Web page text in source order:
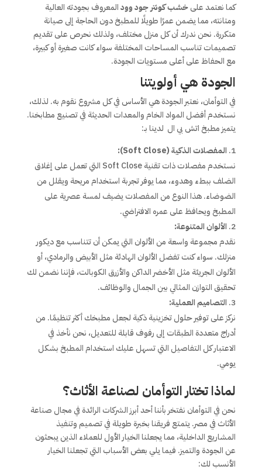
كما نعتمد علىخشب كونتر جود وودالمعروف بجودته العالية
ومتانته، مما يضمن عمرًا طويلًا للمطبخ دون الحاجة إلى صيانة
متكررة. نحن ندرك أن كل منزل مختلف، ولذلك نحرص على تقديم
تصميمات تناسب المساحات المختلفة سواء كانت صغيرة أو كبيرة،
مع الحفاظ على أعلى مستويات الجودة.
الجودة هي أولويتنا
في التوأمان، نعتبر الجودة هي الأساس في كل مشروع نقوم به. لذلك،
نستخدم أفضل المواد الخام والمعدات الحديثة في تصنيع مطابخنا.
يتميز مطبخ اتش بي ال لدينا بـ:
المفصلات الذكية (Soft Close):
نستخدم مفصلات ذات تقنية Soft Close التي تعمل على إغلاق
الضلف ببطء وهدوء، مما يوفر تجربة استخدام مريحة ويقلل من
الضوضاء. هذا النوع من المفصلات يضيف لمسة عصرية على
المطبخ ويحافظ على عمره الافتراضي.
الألوان المتنوعة:
نقدم مجموعة واسعة من الألوان التي يمكن أن تتناسب مع ديكور
منزلك. سواء كنت تفضل الألوان الهادئة مثل الأبيض والرمادي، أو
الألوان الجريئة مثل الأخضر الداكن والأزرق الكوبالت، فإننا نضمن لك
تحقيق التوازن المثالي بين الجمال والوظائف.
التصاميم العملية:
نركز على توفير حلول تخزينية ذكية لجعل مطبخك أكثر تنظيمًا. من
أدراج متعددة الطبقات إلى رفوف قابلة للتعديل، نحن نأخذ في
الاعتبار كل التفاصيل التي تسهل عليك استخدام المطبخ بشكل
يومي.
لماذا تختار التوأمان لصناعة الأثاث؟
نحن في التوأمان نفتخر بأننا أحد أبرز الشركات الرائدة في مجال صناعة
الأثاث في مصر. يتمتع فريقنا بخبرة طويلة في تصميم وتنفيذ
المشاريع الداخلية، مما يجعلنا الخيار الأول للعملاء الذين يبحثون
عن الجودة والتميز. فيما يلي بعض الأسباب التي تجعلنا الخيار
الأنسب لك: